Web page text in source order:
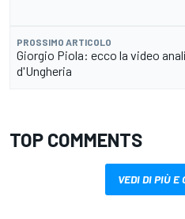
PROSSIMO ARTICOLO
Giorgio Piola: ecco la video
d'Ungheria
TOP COMMENTS
VEDI DI PIÙ E